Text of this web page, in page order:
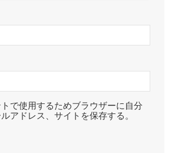
で使用するためブラウザーに自分
アドレス、サイトを保存する。